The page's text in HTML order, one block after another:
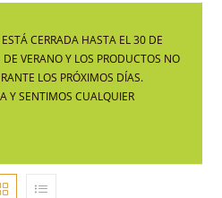
CERRADA HASTA EL 30 DE
VERANO Y LOS PRODUCTOS NO
LOS PRÓXIMOS DÍAS.
Y SENTIMOS CUALQUIER